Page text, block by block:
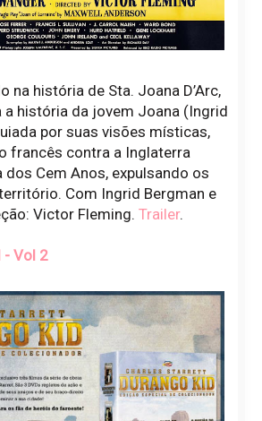
na história de Sta. Joana D’Arc,
a história da jovem Joana (Ingrid
por suas visões místicas,
francês contra a Inglaterra
dos Cem Anos, expulsando os
Com Ingrid Bergman e
Victor Fleming. Trailer.
- Vol 2